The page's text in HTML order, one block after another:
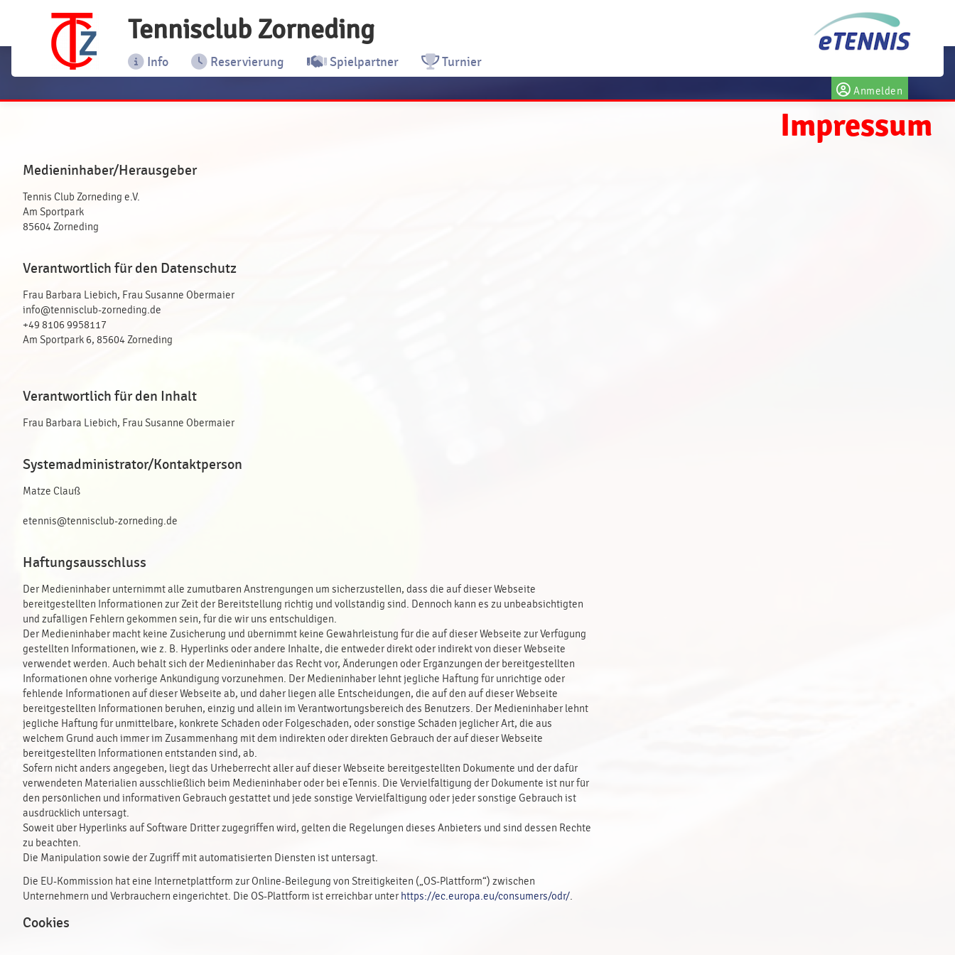
Tennisclub Zorneding
Info Reservierung Spielpartner Turnier
Anmelden
Impressum
Medieninhaber/Herausgeber
Tennis Club Zorneding e.V.
Am Sportpark
85604 Zorneding
Verantwortlich für den Datenschutz
Frau Barbara Liebich, Frau Susanne Obermaier
info@tennisclub-zorneding.de
+49 8106 9958117
Am Sportpark 6, 85604 Zorneding
Verantwortlich für den Inhalt
Frau Barbara Liebich, Frau Susanne Obermaier
Systemadministrator/Kontaktperson
Matze Clauß
etennis@tennisclub-zorneding.de
Haftungsausschluss
Der Medieninhaber unternimmt alle zumutbaren Anstrengungen um sicherzustellen, dass die auf dieser Webseite
bereitgestellten Informationen zur Zeit der Bereitstellung richtig und vollständig sind. Dennoch kann es zu unbeabsichtigten
und zufälligen Fehlern gekommen sein, für die wir uns entschuldigen.
Der Medieninhaber macht keine Zusicherung und übernimmt keine Gewährleistung für die auf dieser Webseite zur Verfügung
gestellten Informationen, wie z. B. Hyperlinks oder andere Inhalte, die entweder direkt oder indirekt von dieser Webseite
verwendet werden. Auch behält sich der Medieninhaber das Recht vor, Änderungen oder Ergänzungen der bereitgestellten
Informationen ohne vorherige Ankündigung vorzunehmen. Der Medieninhaber lehnt jegliche Haftung für unrichtige oder
fehlende Informationen auf dieser Webseite ab, und daher liegen alle Entscheidungen, die auf den auf dieser Webseite
bereitgestellten Informationen beruhen, einzig und allein im Verantwortungsbereich des Benutzers. Der Medieninhaber lehnt
jegliche Haftung für unmittelbare, konkrete Schäden oder Folgeschäden, oder sonstige Schäden jeglicher Art, die aus
welchem Grund auch immer im Zusammenhang mit dem indirekten oder direkten Gebrauch der auf dieser Webseite
bereitgestellten Informationen entstanden sind, ab.
Sofern nicht anders angegeben, liegt das Urheberrecht aller auf dieser Webseite bereitgestellten Dokumente und der dafür
verwendeten Materialien ausschließlich beim Medieninhaber oder bei eTennis. Die Vervielfältigung der Dokumente ist nur für
den persönlichen und informativen Gebrauch gestattet und jede sonstige Vervielfältigung oder jeder sonstige Gebrauch ist
ausdrücklich untersagt.
Soweit über Hyperlinks auf Software Dritter zugegriffen wird, gelten die Regelungen dieses Anbieters und sind dessen Rechte
zu beachten.
Die Manipulation sowie der Zugriff mit automatisierten Diensten ist untersagt.
Die EU-Kommission hat eine Internetplattform zur Online-Beilegung von Streitigkeiten („OS-Plattform“) zwischen
Unternehmern und Verbrauchern eingerichtet. Die OS-Plattform ist erreichbar unter https://ec.europa.eu/consumers/odr/.
Cookies